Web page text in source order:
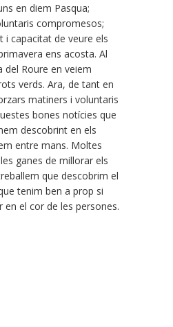
en diem Pasqua;
compromesos;
i capacitat de veure els
ens acosta. Al
Roure en veiem
verds. Ara, de tant en
matiners i voluntaris
bones notícies que
descobrint en els
entre mans. Moltes
ganes de millorar els
que descobrim el
tenim ben a prop si
el cor de les persones.